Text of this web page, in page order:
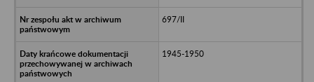
697/II
1945-1950